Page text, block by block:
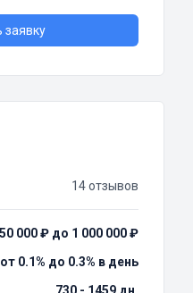
14 отзывов
000 ₽ до 1 000 000 ₽
от 0.1% до 0.3% в день